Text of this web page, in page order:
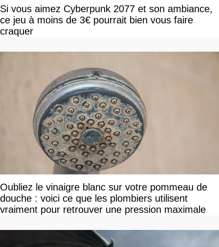
Si vous aimez Cyberpunk 2077 et son ambiance,
ce jeu à moins de 3€ pourrait bien vous faire
craquer
Oubliez le vinaigre blanc sur votre pommeau de
douche : voici ce que les plombiers utilisent
vraiment pour retrouver une pression maximale